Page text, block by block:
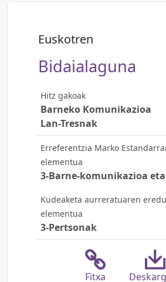
Euskotren
Bidaialaguna
Hitz gakoak
Barneko Komunikazioa
Lan-Tresnak
Erreferentzia Marko
elementua
3-Barne-komunikazioa
Kudeaketa aurreratuaren
elementua
3-Pertsonak
Fitxa